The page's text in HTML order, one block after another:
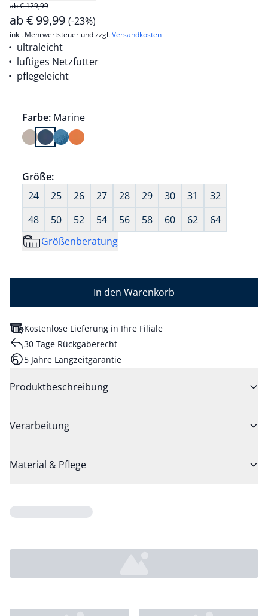
ab € 129,99
ab€ 99,99 (-23%)
inkl. Mehrwertsteuer und zzgl.Versandkosten
ultraleicht
luftiges Netzfutter
pflegeleicht
Farbauswahl:
Farbe: aktuell ausgewählt:
Marine
Farbe Marine ausgewählt
Größenauswahl:
Größe:nichts ausgewählt
24
25 26 27 28 29 30 31
32
48
50 52 54 56 58 60 62
64
Größenberatung
In den Warenkorb
Kostenlose Lieferung in Ihre Filiale
30 Tage Rückgaberecht
5 Jahre Langzeitgarantie
Produktbeschreibung
Verarbeitung
Material & Pflege